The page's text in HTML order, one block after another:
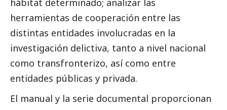
hábitat determinado; analizar las
herramientas de cooperación entre las
distintas entidades involucradas en la
investigación delictiva, tanto a nivel nacional
como transfronterizo, así como entre
entidades públicas y privada.
El manual y la serie documental proporcionan